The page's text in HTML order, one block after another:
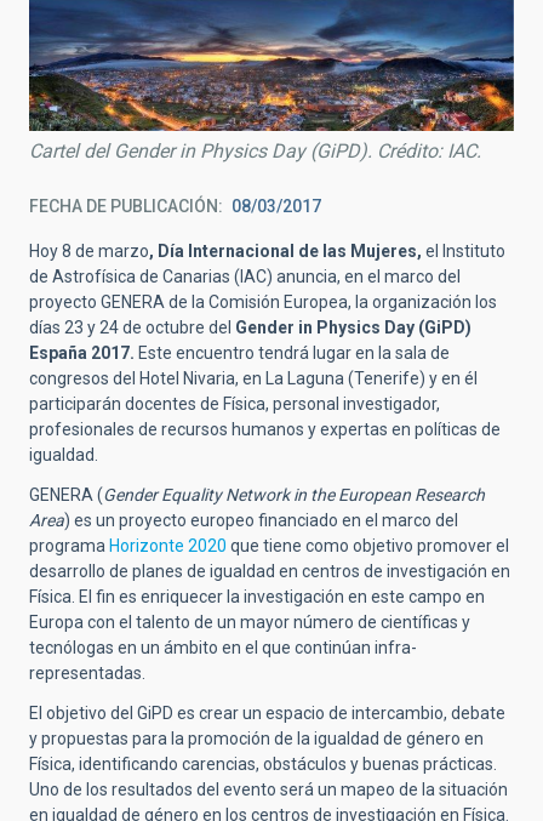
Cartel del Gender in Physics Day (GiPD). Crédito: IAC.
FECHA DE PUBLICACIÓN 08/03/2017
Hoy 8 de marzo, Día Internacional de las Mujeres, el Instituto
de Astrofísica de Canarias (IAC) anuncia, en el marco del
proyecto GENERA de la Comisión Europea, la organización los
días 23 y 24 de octubre del Gender in Physics Day (GiPD)
España 2017. Este encuentro tendrá lugar en la sala de
congresos del Hotel Nivaria, en La Laguna (Tenerife) y en él
participarán docentes de Física, personal investigador,
profesionales de recursos humanos y expertas en políticas de
igualdad.
GENERA (Gender Equality Network in the European Research
Area) es un proyecto europeo financiado en el marco del
programa Horizonte 2020 que tiene como objetivo promover el
desarrollo de planes de igualdad en centros de investigación en
Física. El fin es enriquecer la investigación en este campo en
Europa con el talento de un mayor número de científicas y
tecnólogas en un ámbito en el que continúan infra-
representadas.
El objetivo del GiPD es crear un espacio de intercambio, debate
y propuestas para la promoción de la igualdad de género en
Física, identificando carencias, obstáculos y buenas prácticas.
Uno de los resultados del evento será un mapeo de la situación
en igualdad de género en los centros de investigación en Física.